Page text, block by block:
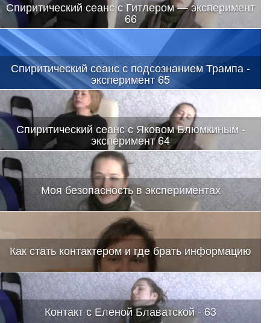
Спиритический сеанс с Гитлером — эксперимент
66
Спиритический сеанс с подсознанием Трампа -
эксперимент 65
Спиритический сеанс с Яковом Блюмкиным -
эксперимент 64
Моя безопасность в экспериментах
Как стать контактером и где брать информацию
Контакт с Еленой Блаватской - 63